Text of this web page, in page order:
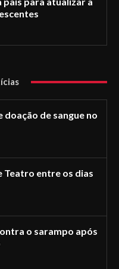
doação de sangue no
Teatro entre os dias
o sarampo após